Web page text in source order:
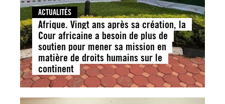
ACTUALITÉS
Afrique. Vingt ans après sa création, la
Cour africaine a besoin de plus de
soutien pour mener sa mission en
matière de droits humains sur le
continent